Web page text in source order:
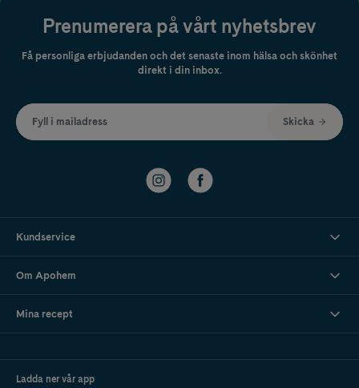
Prenumerera på vårt nyhetsbrev
Få personliga erbjudanden och det senaste inom hälsa och skönhet
direkt i din inbox.
Fyll i mailadress Skicka
Kundservice
Om Apohem
Mina recept
Ladda ner vår app